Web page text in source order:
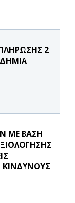
2
ΜΕ ΒΑΣΗ
ΚΙΝΔΥΝΟΥΣ